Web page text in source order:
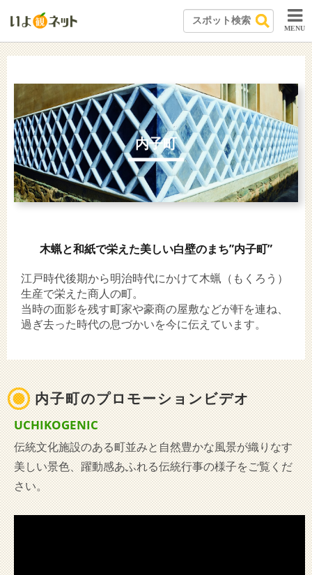
MENU
内子町
木蝋と和紙で栄えた美しい白壁のまち”内子町”
江戸時代後期から明治時代にかけて木蝋（もくろう）
生産で栄えた商人の町。
当時の面影を残す町家や豪商の屋敷などが軒を連ね、
過ぎ去った時代の息づかいを今に伝えています。
内子町のプロモーションビデオ
UCHIKOGENIC
伝統文化施設のある町並みと自然豊かな風景が織りなす
美しい景色、躍動感あふれる伝統行事の様子をご覧くだ
さい。